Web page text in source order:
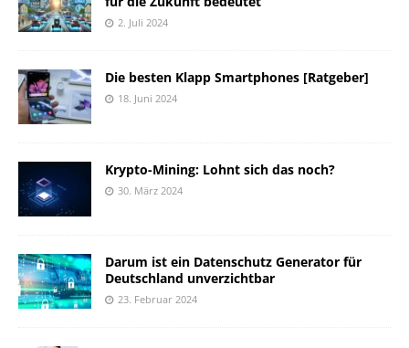
2. Juli 2024
Die besten Klapp Smartphones [Ratgeber]
18. Juni 2024
Krypto-Mining: Lohnt sich das noch?
30. März 2024
Darum ist ein Datenschutz Generator für
Deutschland unverzichtbar
23. Februar 2024